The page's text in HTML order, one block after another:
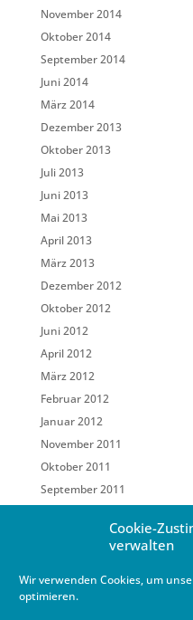
Cookie-
verwalten
Wir verwenden Cookies, um
optimieren.
November 2014
Oktober 2014
September 2014
Juni 2014
März 2014
Dezember 2013
Oktober 2013
Juli 2013
Juni 2013
Mai 2013
April 2013
März 2013
Dezember 2012
Oktober 2012
Juni 2012
April 2012
März 2012
Februar 2012
Januar 2012
November 2011
Oktober 2011
September 2011
Januar 2011
Dezember 2010